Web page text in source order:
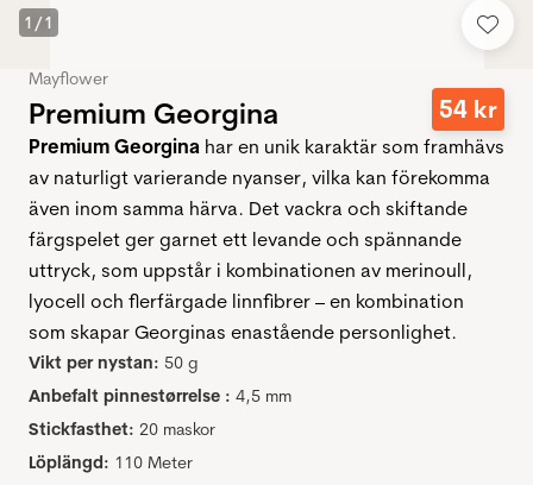
1 /1
Mayflower
Premium Georgina 54 kr
Premium Georgina har en unik karaktär som framhävs
av naturligt varierande nyanser, vilka kan förekomma
även inom samma härva. Det vackra och skiftande
färgspelet ger garnet ett levande och spännande
uttryck, som uppstår i kombinationen av merinoull,
lyocell och flerfärgade linnfibrer – en kombination
som skapar Georginas enastående personlighet.
Vikt per nystan: 50 g
Anbefalt pinnestørrelse : 4,5 mm
Stickfasthet: 20 maskor
Löplängd: 110 Meter